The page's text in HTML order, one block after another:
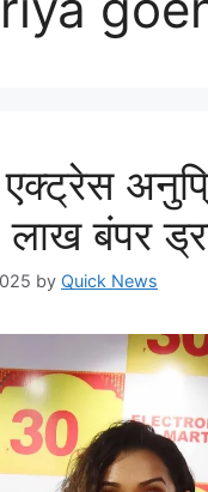
बंपर
by Quick News